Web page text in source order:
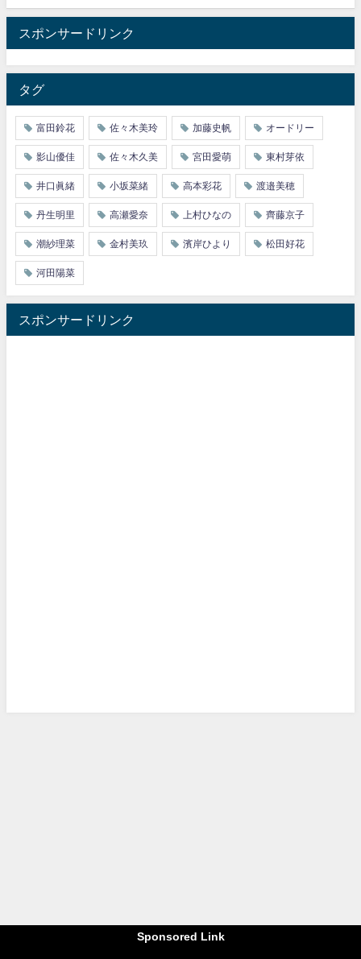
Sponsored Link
スポンサードリンク
タグ
富田鈴花 佐々木美玲 加藤史帆 オードリー
影山優佳 佐々木久美 宮田愛萌 東村芽依
井口眞緒 小坂菜緒 高本彩花 渡邉美穂
丹生明里 高瀬愛奈 上村ひなの 齊藤京子
潮紗理菜 金村美玖 濱岸ひより 松田好花
河田陽菜
スポンサードリンク